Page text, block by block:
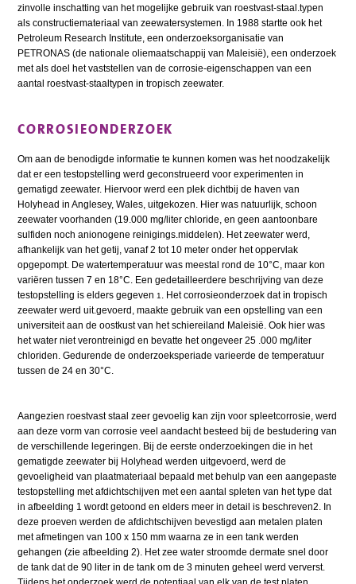
zinvolle inschatting van het mogelijke gebruik van roestvast-staal.typen
als constructiemateriaal van zeewatersystemen. In 1988 startte ook het
Petroleum Research Institute, een onderzoeksorganisatie van
PETRONAS (de nationale oliemaatschappij van Maleisië), een onderzoek
met als doel het vaststellen van de corrosie-eigenschappen van een
aantal roestvast-staaltypen in tropisch zeewater.
CORROSIEONDERZOEK
Om aan de benodigde informatie te kunnen komen was het noodzakelijk
dat er een testopstelling werd geconstrueerd voor experimenten in
gematigd zeewater. Hiervoor werd een plek dichtbij de haven van
Holyhead in Anglesey, Wales, uitgekozen. Hier was natuurlijk, schoon
zeewater voorhanden (19.000 mg/liter chloride, en geen aantoonbare
sulfiden noch anionogene reinigings.middelen). Het zeewater werd,
afhankelijk van het getij, vanaf 2 tot 10 meter onder het oppervlak
opgepompt. De watertemperatuur was meestal rond de 10°C, maar kon
variëren tussen 7 en 18°C. Een gedetailleerdere beschrijving van deze
testopstelling is elders gegeven1 . Het corrosieonderzoek dat in tropisch
zeewater werd uit.gevoerd, maakte gebruik van een opstelling van een
universiteit aan de oostkust van het schiereiland Maleisië. Ook hier was
het water niet verontreinigd en bevatte het ongeveer 25 .000 mg/liter
chloriden. Gedurende de onderzoeksperiade varieerde de temperatuur
tussen de 24 en 30°C.
Aangezien roestvast staal zeer gevoelig kan zijn voor spleetcorrosie, werd
aan deze vorm van corrosie veel aandacht besteed bij de bestudering van
de verschillende legeringen. Bij de eerste onderzoekingen die in het
gematigde zeewater bij Holyhead werden uitgevoerd, werd de
gevoeligheid van plaatmateriaal bepaald met behulp van een aangepaste
testopstelling met afdichtschijven met een aantal spleten van het type dat
in afbeelding 1 wordt getoond en elders meer in detail is beschreven2. In
deze proeven werden de afdichtschijven bevestigd aan metalen platen
met afmetingen van 100 x 150 mm waarna ze in een tank werden
gehangen (zie afbeelding 2). Het zee water stroomde dermate snel door
de tank dat de 90 liter in de tank om de 3 minuten geheel werd ververst.